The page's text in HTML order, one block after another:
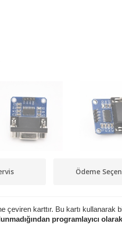
Ödeme
çeviren karttır. Bu kartı
programlayıcı